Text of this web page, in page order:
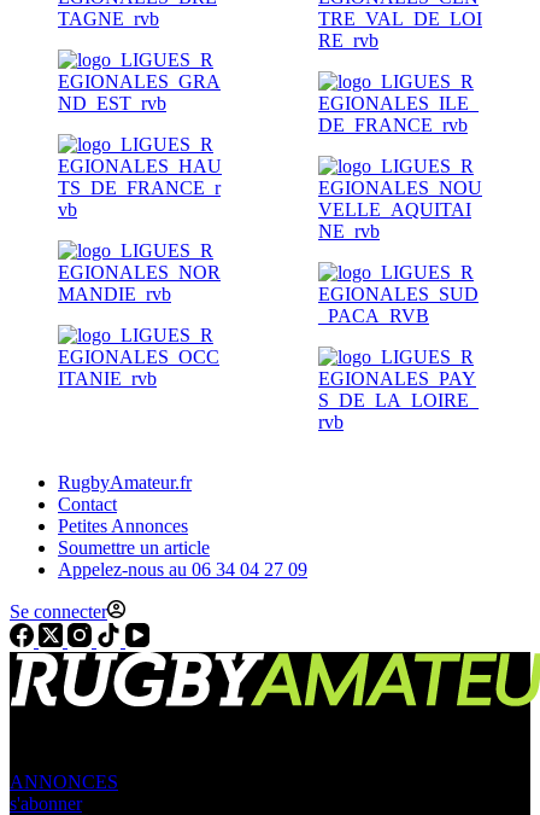
RugbyAmateur.fr
Contact
Petites Annonces
Soumettre un article
Appelez-nous au 06 34 04 27 09
Se connecter
ANNONCES
s'abonner